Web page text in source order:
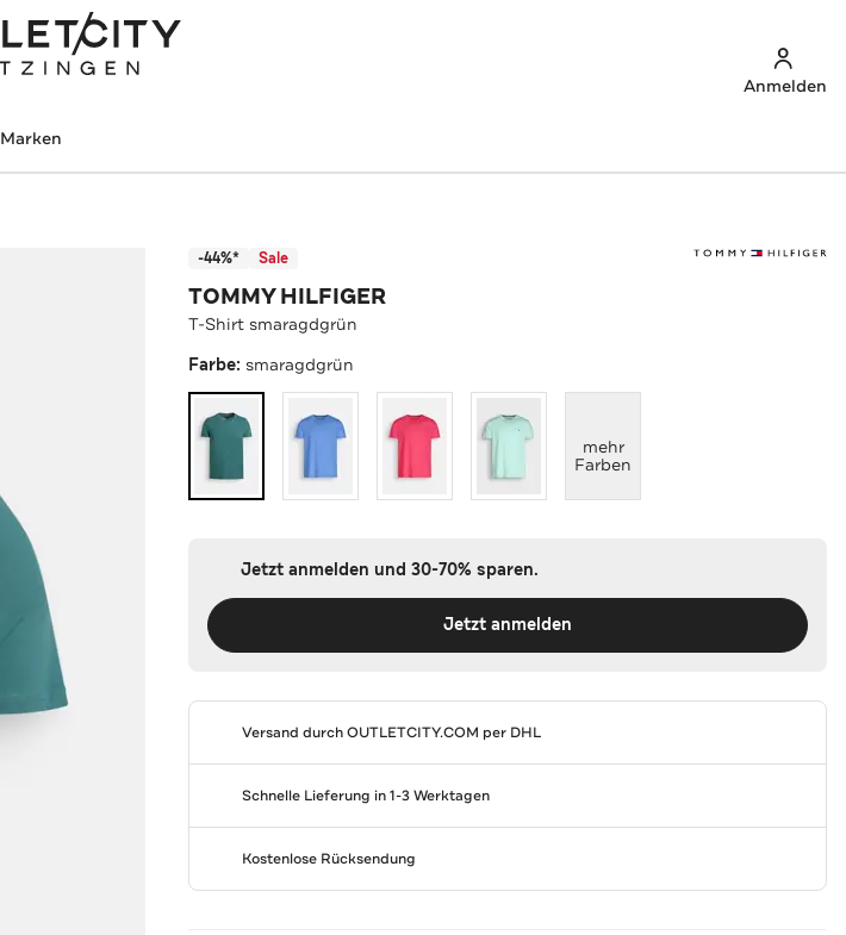
Anmelden
Marken
-44%* Sale
TOMMY HILFIGER
T-Shirt smaragdgrün
Farbe: smaragdgrün
mehr
Farben
Jetzt anmelden und 30-70% sparen.
Jetzt anmelden
Versand durchOUTLETCITY.COM per DHL
Schnelle Lieferung in 1-3 Werktagen
Kostenlose Rücksendung